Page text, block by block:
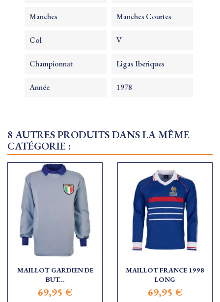
Manches Manches Courtes
Col V
Championnat Ligas Iberiques
Année 1978
8 AUTRES PRODUITS DANS LA MÊME
CATÉGORIE :
MAILLOT GARDIEN DE
BUT...
69,95 €
MAILLOT FRANCE 1998
LONG
69,95 €